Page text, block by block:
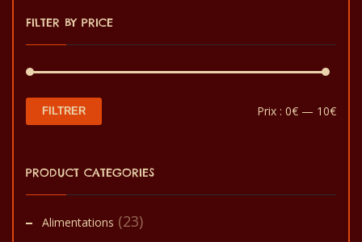
FILTER BY PRICE
Prix
Prix
FILTRER Prix : 0€ — 10€
PRODUCT CATEGORIES
Alimentations (23)